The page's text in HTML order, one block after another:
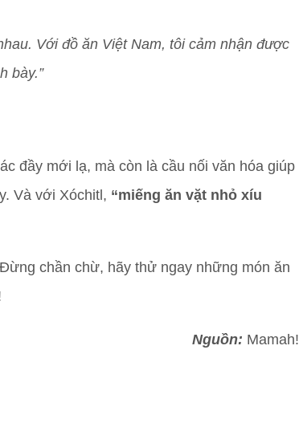
Với đồ ăn Việt Nam, tôi cảm nhận được
bày.”
đầy mới lạ, mà còn là cầu nối văn hóa giúp
Và với Xóchitl, “miếng ăn vặt nhỏ xíu
chần chừ, hãy thử ngay những món ăn
Nguồn: Mamah!